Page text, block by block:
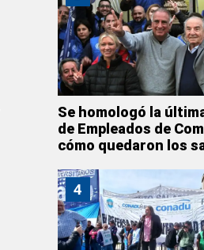
Se homologó la
de Empleados de
cómo quedaron los
4